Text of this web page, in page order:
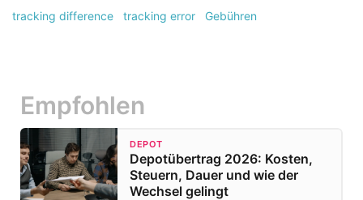
tracking difference
tracking error Gebühren
Empfohlen
DEPOT
Depotübertrag 2026: Kosten,
Steuern, Dauer und wie der
Wechsel gelingt